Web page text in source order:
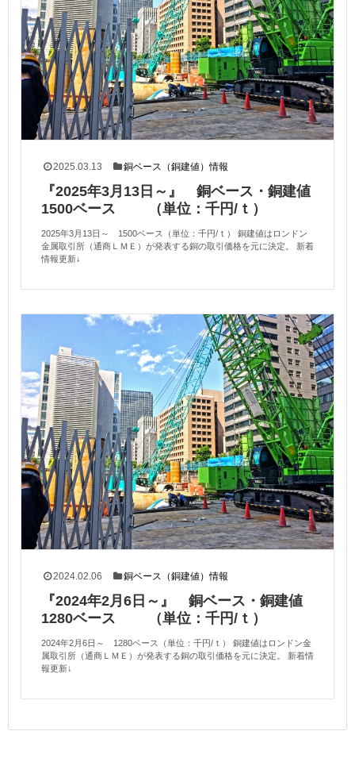
2025.03.13 銅ベース（銅建値）情報
『2025年3月13日～』 銅ベース・銅建値
1500ベース （単位：千円/ｔ）
2025年3月13日～ 1500ベース（単位：千円/ｔ） 銅建値はロンドン
金属取引所（通商ＬＭＥ）が発表する銅の取引価格を元に決定。 新着
情報更新↓
2024.02.06 銅ベース（銅建値）情報
『2024年2月6日～』 銅ベース・銅建値
1280ベース （単位：千円/ｔ）
2024年2月6日～ 1280ベース（単位：千円/ｔ） 銅建値はロンドン金
属取引所（通商ＬＭＥ）が発表する銅の取引価格を元に決定。 新着情
報更新↓